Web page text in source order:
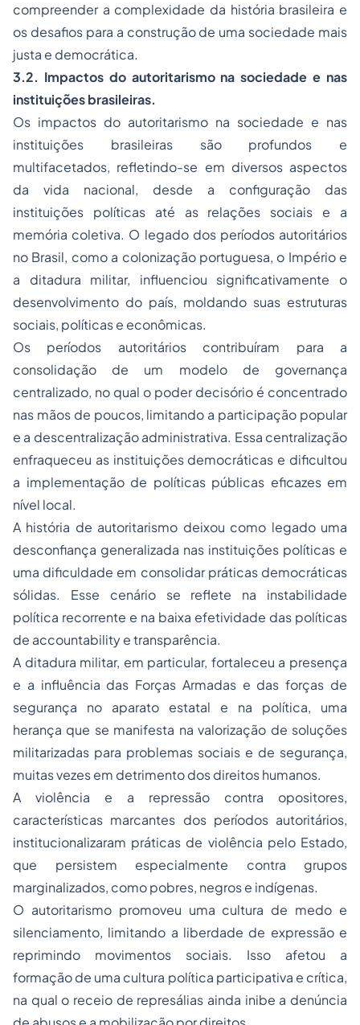
compreender a complexidade da história brasileira e
os desafios para a construção de uma sociedade mais
justa e democrática.
3.2. Impactos do autoritarismo na sociedade e nas
instituições brasileiras.
Os impactos do autoritarismo na sociedade e nas
instituições brasileiras são profundos e
multifacetados, refletindo-se em diversos aspectos
da vida nacional, desde a configuração das
instituições políticas até as relações sociais e a
memória coletiva. O legado dos períodos autoritários
no Brasil, como a colonização portuguesa, o Império e
a ditadura militar, influenciou significativamente o
desenvolvimento do país, moldando suas estruturas
sociais, políticas e econômicas.
Os períodos autoritários contribuíram para a
consolidação de um modelo de governança
centralizado, no qual o poder decisório é concentrado
nas mãos de poucos, limitando a participação popular
e a descentralização administrativa. Essa centralização
enfraqueceu as instituições democráticas e dificultou
a implementação de políticas públicas eficazes em
nível local.
A história de autoritarismo deixou como legado uma
desconfiança generalizada nas instituições políticas e
uma dificuldade em consolidar práticas democráticas
sólidas. Esse cenário se reflete na instabilidade
política recorrente e na baixa efetividade das políticas
de accountabilitye transparência.
A ditadura militar, em particular, fortaleceu a presença
e a influência das Forças Armadas e das forças de
segurança no aparato estatal e na política, uma
herança que se manifesta na valorização de soluções
militarizadas para problemas sociais e de segurança,
muitas vezes em detrimento dos direitos humanos.
A violência e a repressão contra opositores,
características marcantes dos períodos autoritários,
institucionalizaram práticas de violência pelo Estado,
que persistem especialmente contra grupos
marginalizados, como pobres, negros e indígenas.
O autoritarismo promoveu uma cultura de medo e
silenciamento, limitando a liberdade de expressão e
reprimindo movimentos sociais. Isso afetou a
formação de uma cultura política participativa e crítica,
na qual o receio de represálias ainda inibe a denúncia